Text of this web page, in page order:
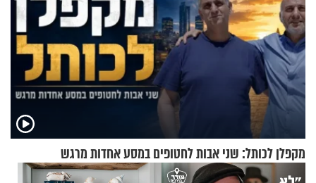
מקפלן לכותל: שני אבות לחטופים במסע אחדות מרגש